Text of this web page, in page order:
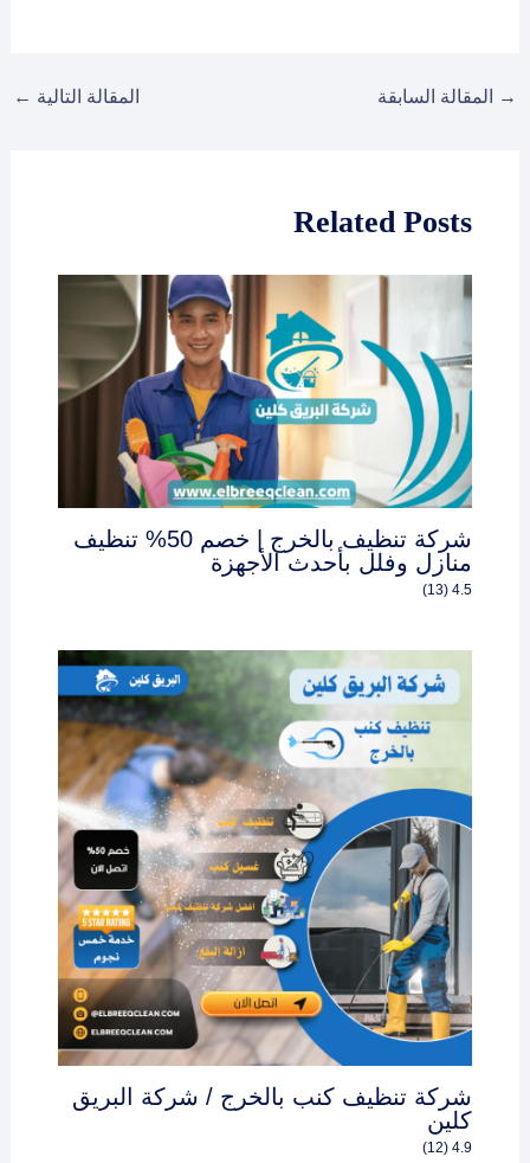
→ المقالة السابقة المقالة التالية ←
Related Posts
شركة تنظيف بالخرج | خصم 50% تنظيف
منازل وفلل بأحدث الأجهزة
4.5 (13)
شركة تنظيف كنب بالخرج / شركة البريق
كلين
4.9 (12)